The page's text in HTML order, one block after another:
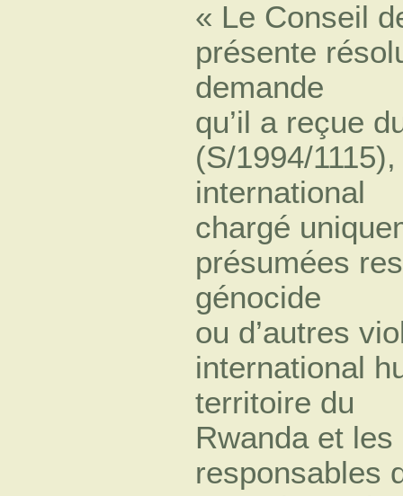
« Le Conseil
présente
demande
qu’il a reçue
(S/1994/
international
chargé
présumées
génocide
ou d’autres
international
territoire du
Rwanda et
responsables